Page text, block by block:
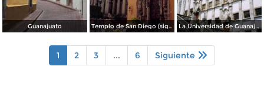
Guanajuato Templo de San Diego (siglo XVIII) y teatro Juárez. Guanajuato. 2003 La Universidad de Guanajuato. 2003
1 2 3 ... 6 Siguiente